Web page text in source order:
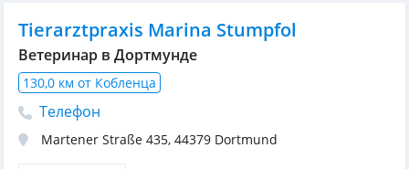
Tierarztpraxis Marina Stumpfol
Ветеринар в Дортмунде
130,0 км от Кобленца
Телефон
Martener Straße 435, 44379 Dortmund